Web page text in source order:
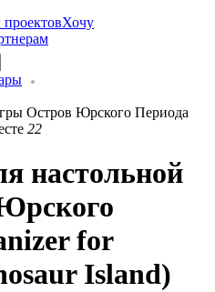
Хочу
Остров Юрского Периода
22
настольной
for
Island)